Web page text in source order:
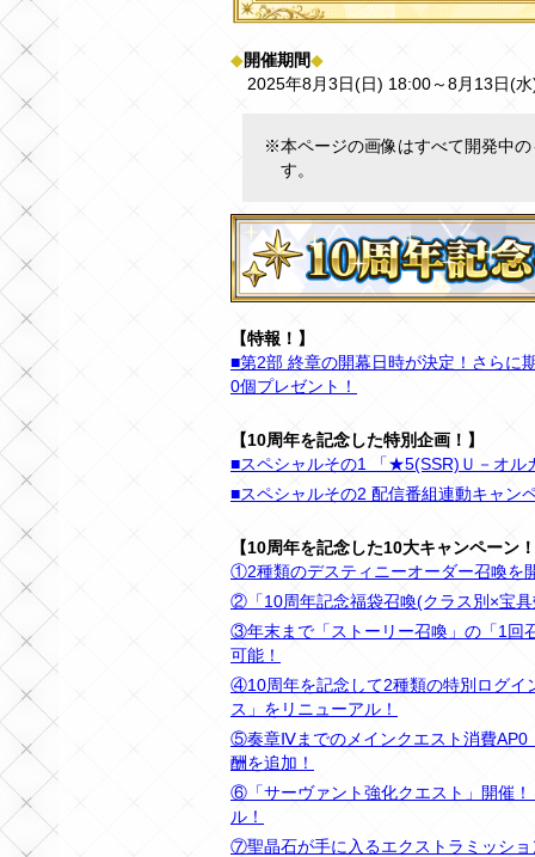
◆開催期間◆
2025年8月3日(日) 18:00～8月13日(
※本ページの画像はすべて開発中
す。
【特報！】
■第2部 終章の開幕日時が決定！さらに
0個プレゼント！
【10周年を記念した特別企画！】
■スペシャルその1 「★5(SSR)Ｕ－オル
■スペシャルその2 配信番組連動キャン
【10周年を記念した10大キャンペーン
①2種類のデスティニーオーダー召喚を
②「10周年記念福袋召喚(クラス別×宝
③年末まで「ストーリー召喚」の「1回
可能！
④10周年を記念して2種類の特別ログイ
ス」をリニューアル！
⑤奏章Ⅳまでのメインクエスト消費AP0
酬を追加！
⑥「サーヴァント強化クエスト」開催
ル！
⑦聖晶石が手に入るエクストラミッショ